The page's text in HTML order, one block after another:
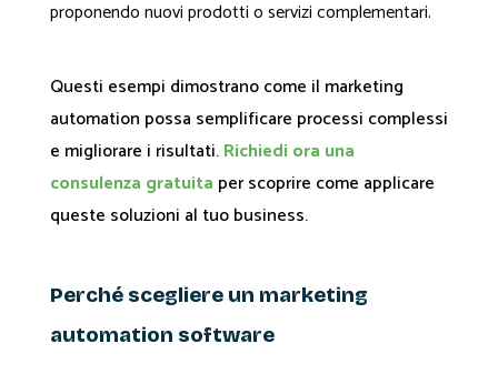
proponendo nuovi prodotti o servizi complementari.
Questi esempi dimostrano come il marketing
automation possa semplificare processi complessi
e migliorare i risultati.Richiedi ora una
consulenza gratuita per scoprire come applicare
queste soluzioni al tuo business.
Perché scegliere un marketing
automation software